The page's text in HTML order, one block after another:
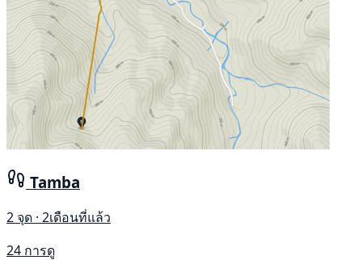
Tamba
2 จุด · 2เดือนที่แล้ว
24 การดู